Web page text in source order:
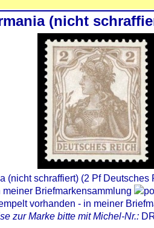
(nicht
(nicht schraffiert) (2 Pf Deutsches
zur Marke bitte mit Michel-Nr.: